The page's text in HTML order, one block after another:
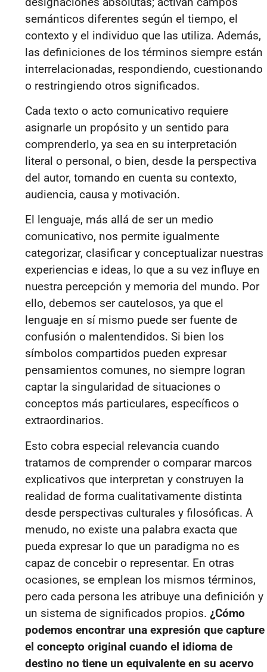
semánticos diferentes según el tiempo, el
contexto y el individuo que las utiliza. Además,
las definiciones de los términos siempre están
interrelacionadas, respondiendo, cuestionando
o restringiendo otros significados.
Cada texto o acto comunicativo requiere
asignarle un propósito y un sentido para
comprenderlo, ya sea en su interpretación
literal o personal, o bien, desde la perspectiva
del autor, tomando en cuenta su contexto,
audiencia, causa y motivación.
El lenguaje, más allá de ser un medio
comunicativo, nos permite igualmente
categorizar, clasificar y conceptualizar nuestras
experiencias e ideas, lo que a su vez influye en
nuestra percepción y memoria del mundo. Por
ello, debemos ser cautelosos, ya que el
lenguaje en sí mismo puede ser fuente de
confusión o malentendidos. Si bien los
símbolos compartidos pueden expresar
pensamientos comunes, no siempre logran
captar la singularidad de situaciones o
conceptos más particulares, específicos o
extraordinarios.
Esto cobra especial relevancia cuando
tratamos de comprender o comparar marcos
explicativos que interpretan y construyen la
realidad de forma cualitativamente distinta
desde perspectivas culturales y filosóficas. A
menudo, no existe una palabra exacta que
pueda expresar lo que un paradigma no es
capaz de concebir o representar. En otras
ocasiones, se emplean los mismos términos,
pero cada persona les atribuye una definición y
un sistema de significados propios. ¿Cómo
podemos encontrar una expresión que capture
el concepto original cuando el idioma de
destino no tiene un equivalente en su acervo